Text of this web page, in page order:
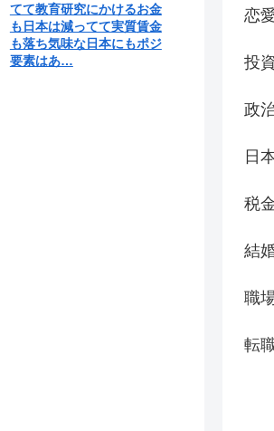
てて教育研究にかけるお金
も日本は減ってて実質賃金
も落ち気味な日本にもポジ
要素はあ…
恋
投
政
日
税
結
職
転